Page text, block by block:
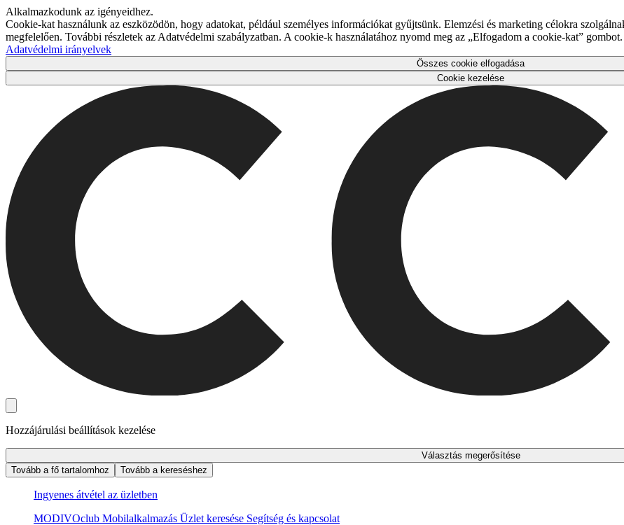
Alkalmazkodunk az igényeidhez.
Cookie-kat használunk az eszközödön, hogy adatokat, például személyes információkat gyűjtsünk. Elemzési és marketing célokra
megfelelően. További részletek az Adatvédelmi szabályzatban. A cookie-k használatához nyomd meg az „Elfogadom a cookie-kat” gombot.
Adatvédelmi irányelvek
Összes cookie elfogadása
Cookie kezelése
Hozzájárulási beállítások kezelése
Választás megerősítése
Tovább a fő tartalomhoz
Tovább a kereséshez
Ingyenes átvétel az üzletben
MODIVOclub Mobilalkalmazás Üzlet keresése Segítség és kapcsolat